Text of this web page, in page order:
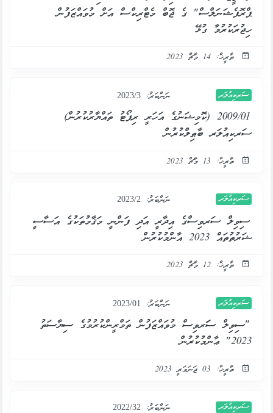
ޕްރޮފެޝަނަލްސް" ގެ ޖޮބް މެޓްރިކްސް އަށް މުވައްޒަފުން
ހިޖުރަކުރުމާ ގުޅޭ
ތާރީޚް: 14 މާޗް 2023
ސަރކިއުލަރ ނަންބަރު: 2023/3
2009/01 (ކޮމިޝަނުގެ އަހަރީ ރިޕޯޓު ތައްޔާރުކުރުން)
ސަރކިއުލަރ ބާޠިލްކުރުން
ތާރީޚް: 13 މާޗް 2023
ސަރކިއުލަރ ނަންބަރު: 2023/2
ސިވިލް ސަރވިސްގެ އިދާރީ އަދި ފަންނީ މަޤާމުތަކުގެ އަސާސީ
ޝަރުތުތައް 2023 އާންމުކުރުން
ތާރީޚް: 12 މާޗް 2023
ސަރކިއުލަރ ނަންބަރު: 2023/01
"ސިވިލް ސަަރވިސް މުވައްޒަފުން ތަމްރީންކުރުމުގެ ސިޔާސަތު
2023" ޢާންމުކުރުން
ތާރީޚް: 03 ޖަނަވަރީ 2023
ސަރކިއުލަރ ނަންބަރު: 2022/32